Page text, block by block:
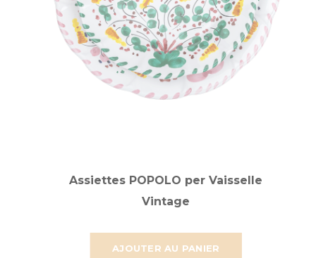
AJOUTER AU PANIER
Assiettes POPOLO per Vaisselle
Vintage